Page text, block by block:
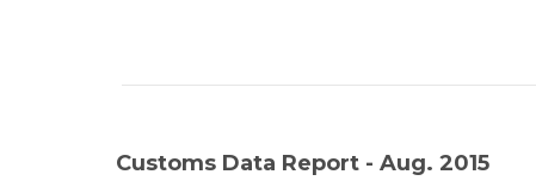
Customs Data Report - Aug. 2015